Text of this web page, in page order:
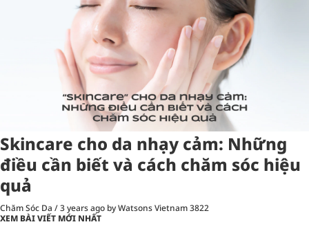
Skincare cho da nhạy cảm: Những
điều cần biết và cách chăm sóc hiệu
quả
Chăm Sóc Da /3 years ago by Watsons Vietnam3822
XEM BÀI VIẾT MỚI NHẤT